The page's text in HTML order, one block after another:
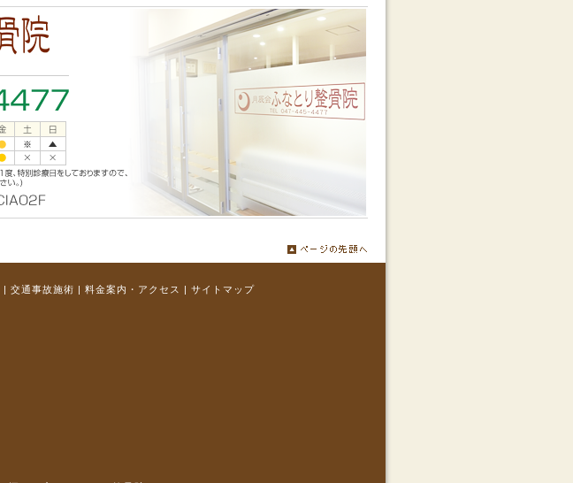
| 交通事故施術 | 料金案内・アクセス | サイトマップ